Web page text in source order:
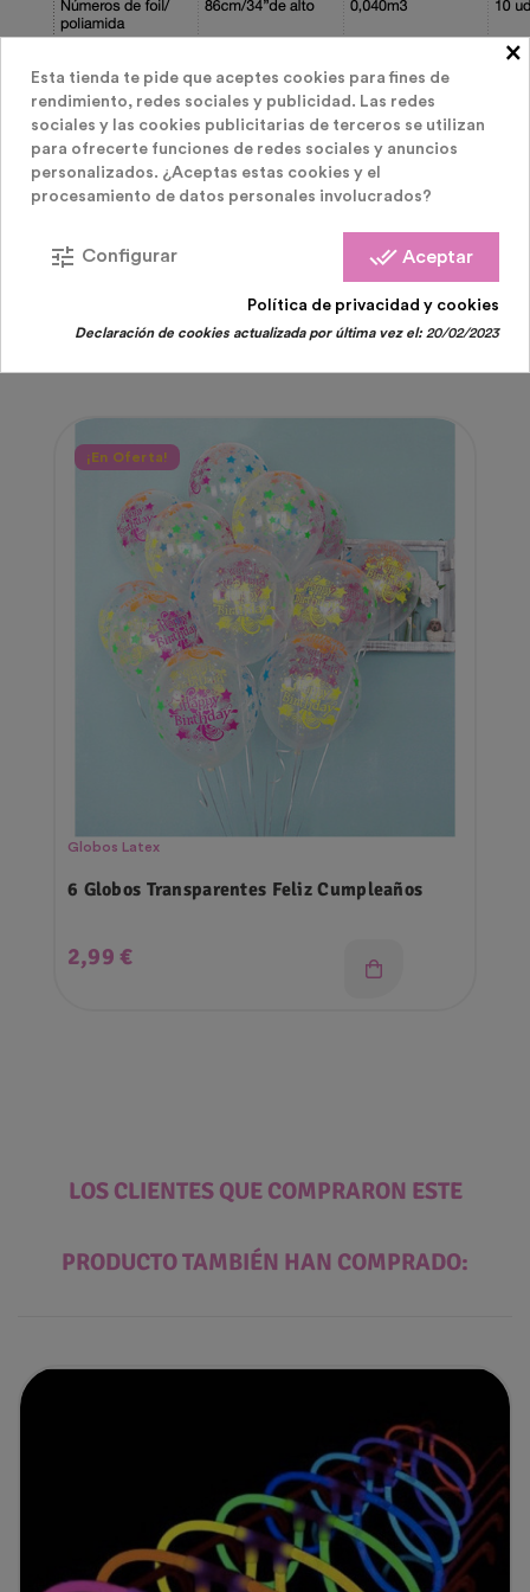
PRODUCTOS RELACIONADOS( 95 OTROS
PRODUCTOS EN LA MISMA CATEGORÍA )
¡En Oferta!
Globos Latex
6 Globos Transparentes Feliz Cumpleaños
Precio
2,99 €
LOS CLIENTES QUE COMPRARON ESTE
PRODUCTO TAMBIÉN HAN COMPRADO:
×
Esta tienda te pide que aceptes cookies para fines de
rendimiento, redes sociales y publicidad. Las redes
sociales y las cookies publicitarias de terceros se utilizan
para ofrecerte funciones de redes sociales y anuncios
personalizados. ¿Aceptas estas cookies y el
procesamiento de datos personales involucrados?
done_all Aceptar
tune Configurar
Política de privacidad y cookies
Declaración de cookies actualizada por última vez el:20/02/2023